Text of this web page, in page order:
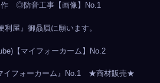
◎防音工事【画像】No.1
屋』御贔屓に願います。
【マイフォーカーム】No.2
フォーカーム』No.1 ★商材販売★